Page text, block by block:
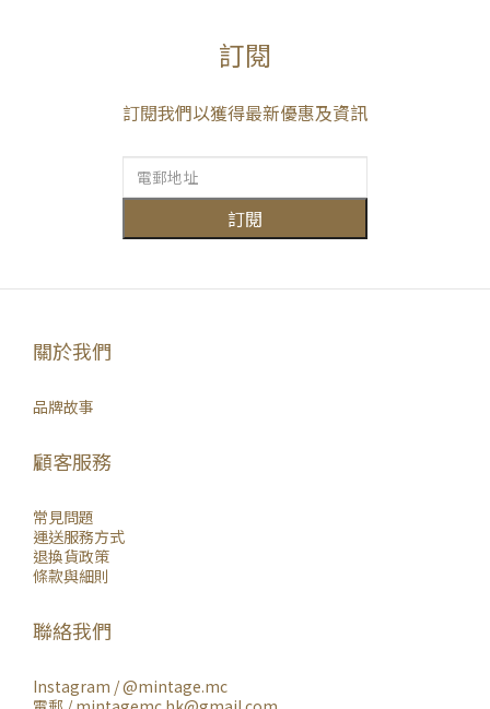
訂閱
訂閱我們以獲得最新優惠及資訊
訂閱
關於我們
品牌故事
顧客服務
常見問題
運送服務方式
退換貨政策
條款與細則
聯絡我們
Instagram /@mintage.mc